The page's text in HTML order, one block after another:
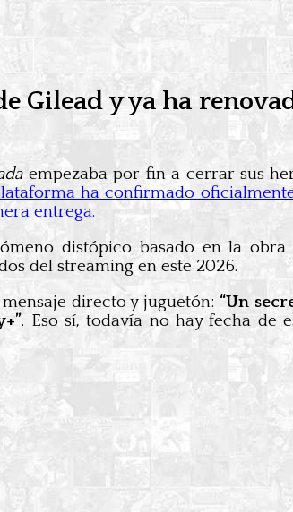
Gilead y ya ha
empezaba por fin a cerrar sus
ha confirmado
entrega.
distópico basado en la
del streaming en este 2026.
directo y juguetón: “Un
. Eso sí, todavía no hay fecha de